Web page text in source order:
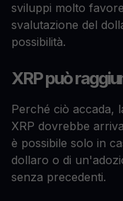
sviluppi molto
svalutazione del
possibilità.
XRP può
Perché ciò accada,
XRP dovrebbe
è possibile solo in
dollaro o di
senza precedenti.